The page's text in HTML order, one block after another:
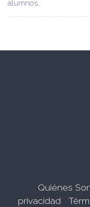
alumnos.
Quiénes
privacidad